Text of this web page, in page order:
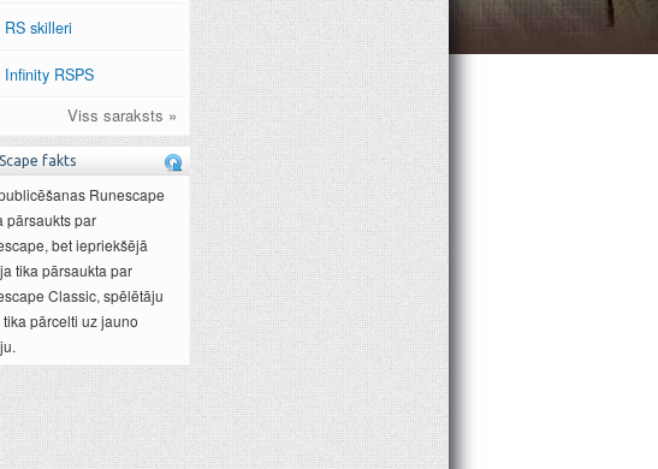
RS skilleri
Infinity RSPS
Viss saraksts »
fakts
Runescape
pārsaukts par
bet iepriekšējā
tika pārsaukta par
Classic, spēlētāju
pārcelti uz jauno